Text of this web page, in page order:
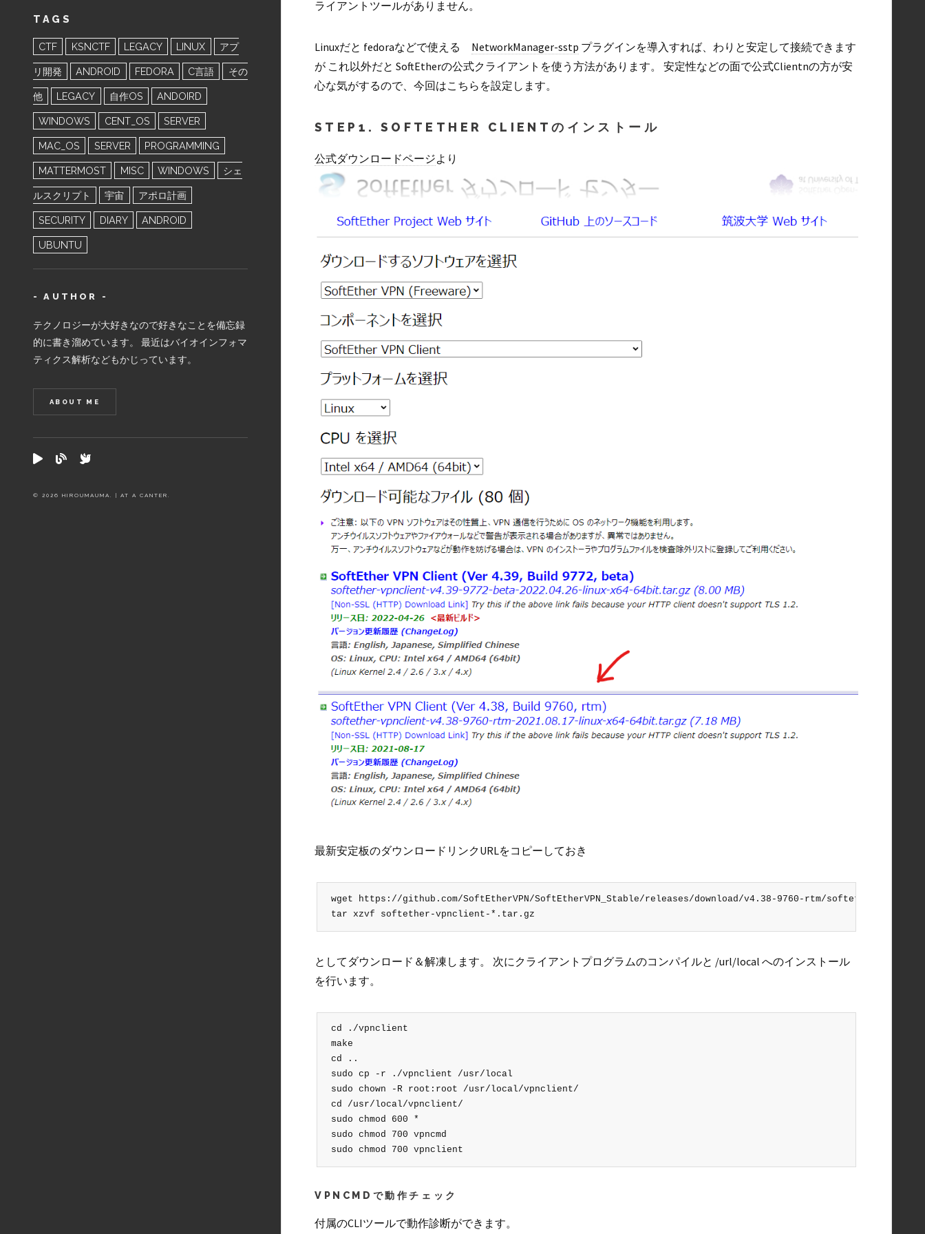
ライアントツールがありません。
Linuxだと fedoraなどで使える NetworkManager-sstp プラグインを導入すれば、わりと安定して接続できます
が これ以外だと SoftEtherの公式クライアントを使う方法があります。 安定性などの面で公式Clientnの方が安
心な気がするので、今回はこちらを設定します。
STEP1. SOFTETHER CLIENTのインストール
公式ダウンロードページより
最新安定板のダウンロードリンクURLをコピーしておき
wget https://github.com/SoftEtherVPN/SoftEtherVPN_Stable/releases/download/v4.38-9760-rtm/softether-
tar xzvf softether-vpnclient-*.tar.gz
としてダウンロード＆解凍します。 次にクライアントプログラムのコンパイルと /url/local へのインストール
を行います。
cd ./vpnclient
make
cd ..
sudo cp -r ./vpnclient /usr/local
sudo chown -R root:root /usr/local/vpnclient/
cd /usr/local/vpnclient/
sudo chmod 600 *
sudo chmod 700 vpncmd
sudo chmod 700 vpnclient
VPNCMDで動作チェック
付属のCLIツールで動作診断ができます。
TAGS
CTF KSNCTF LEGACY LINUX アプ
リ開発 ANDROID FEDORA C言語 その
他 LEGACY 自作OS ANDOIRD
WINDOWS CENT_OS SERVER
MAC_OS SERVER PROGRAMMING
MATTERMOST MISC WINDOWS シェ
ルスクリプト 宇宙 アポロ計画
SECURITY DIARY ANDROID
UBUNTU
- AUTHOR -
テクノロジーが大好きなので好きなことを備忘録
的に書き溜めています。 最近はバイオインフォマ
ティクス解析などもかじっています。
ABOUT ME
© 2026 HIROUMAUMA. | AT A CANTER.